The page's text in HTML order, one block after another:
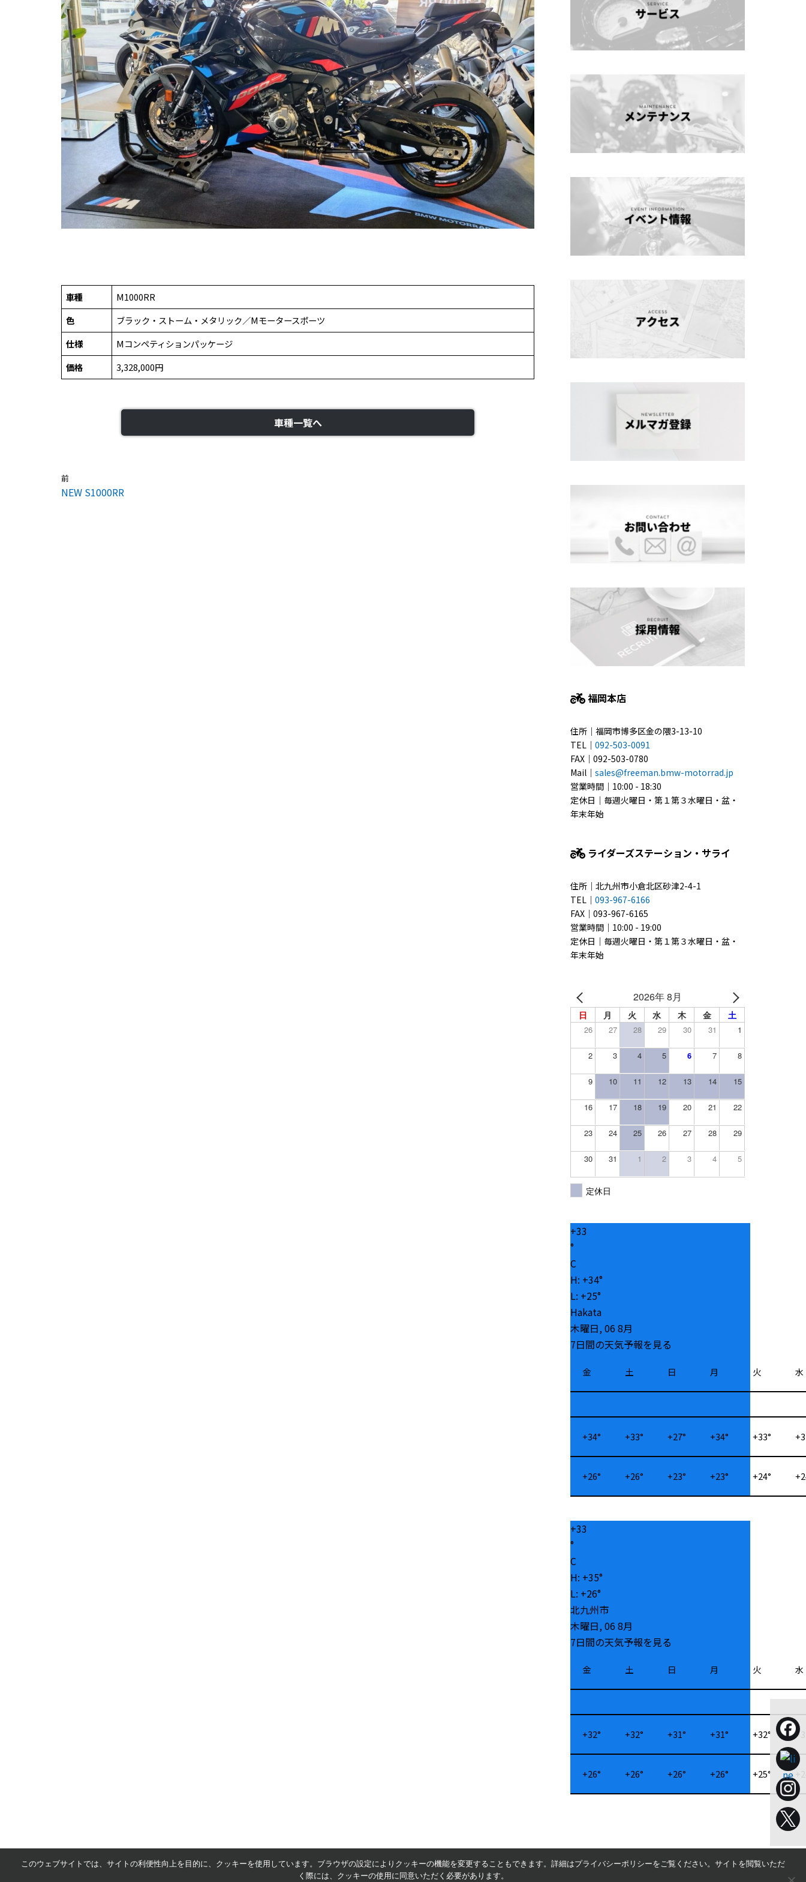
車種
M1000RR
色
ブラック・ストーム・メタリック／Mモータースポーツ
仕様
Mコンペティションパッケージ
価格
3,328,000円
車種一覧へ
前
NEW S1000RR
福岡本店
住所｜福岡市博多区金の隈3-13-10
TEL｜ 092-503-0091
FAX｜092-503-0780
Mail｜ sales@freeman.bmw-motorrad.jp
営業時間｜10:00 - 18:30
定休日｜毎週火曜日・第１第３水曜日・盆・
年末年始
ライダーズステーション・サライ
住所｜北九州市小倉北区砂津2-4-1
TEL｜ 093-967-6166
FAX｜093-967-6165
営業時間｜10:00 - 19:00
定休日｜毎週火曜日・第１第３水曜日・盆・
年末年始
2026年 8月
日 月 火 水 木 金 土
26 27 28 29 30 31 1
2 3 4 5 6 7 8
9 10 11 12 13 14 15
16 17 18 19 20 21 22
23 24 25 26 27 28 29
30 31 1 2 3 4 5
定休日
+33
°
C
H: +34°
L: +25°
Hakata
木曜日, 06 8月
7日間の天気予報を見る
金 土 日 月 火 水
+34° +33° +27° +34° +33° +
+26° +26° +23° +23° +24° +
+33
°
C
H: +35°
L: +26°
北九州市
木曜日, 06 8月
7日間の天気予報を見る
金 土 日 月 火 水
+32° +32° +31° +31° +32° +
+26° +26° +26° +26° +25° +
このウェブサイトでは、サイトの利便性向上を目的に、クッキーを使用しています。ブラウザの設定によりクッキーの機能を変更することもできます。詳細はプライバシーポリシーをご覧ください。サイトを閲覧いただ
く際には、クッキーの使用に同意いただく必要があります。